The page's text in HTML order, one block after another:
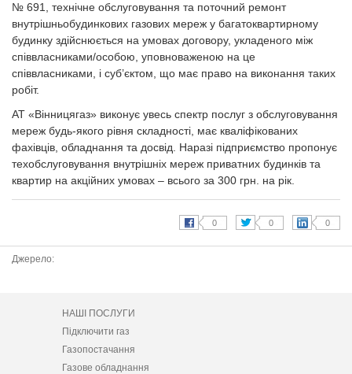
№ 691, технічне обслуговування та поточний ремонт
внутрішньобудинкових газових мереж у багатоквартирному
будинку здійснюється на умовах договору, укладеного між
співвласниками/особою, уповноваженою на це
співвласниками, і суб’єктом, що має право на виконання таких
робіт.
АТ «Вінницягаз» виконує увесь спектр послуг з обслуговування
мереж будь-якого рівня складності, має кваліфікованих
фахівців, обладнання та досвід. Наразі підприємство пропонує
техобслуговування внутрішніх мереж приватних будинків та
квартир на акційних умовах – всього за 300 грн. на рік.
Джерело:
НАШІ ПОСЛУГИ
Підключити газ
Газопостачання
Газове обладнання